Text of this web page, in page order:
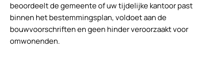
beoordeelt de gemeente of uw tijdelijke kantoor past
binnen het bestemmingsplan, voldoet aan de
bouwvoorschriften en geen hinder veroorzaakt voor
omwonenden.